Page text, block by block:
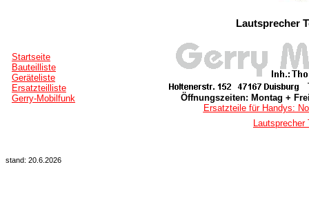
Lautsprecher
Startseite
Bauteilliste
Geräteliste
Ersatzteilliste
Gerry-Mobilfunk
Öffnungszeiten: Montag +
Ersatzteile für Handys:
stand: 20.6.2026